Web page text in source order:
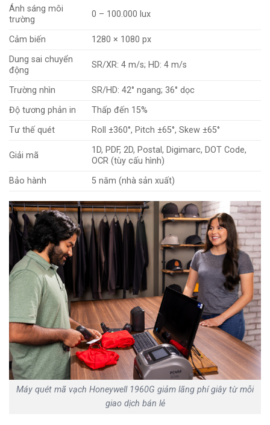
Ánh sáng môi
trường
0 – 100.000 lux
Cảm biến
1280 × 1080 px
Dung sai chuyển
động
SR/XR: 4 m/s; HD: 4 m/s
Trường nhìn
SR/HD: 42° ngang; 36° dọc
Độ tương phản in
Thấp đến 15%
Tư thế quét
Roll ±360°, Pitch ±65°, Skew ±65°
Giải mã
1D, PDF, 2D, Postal, Digimarc, DOT Code,
OCR (tùy cấu hình)
Bảo hành
5 năm (nhà sản xuất)
Máy quét mã vạch Honeywell 1960G giảm lãng phí giây từ mỗi
giao dịch bán lẻ